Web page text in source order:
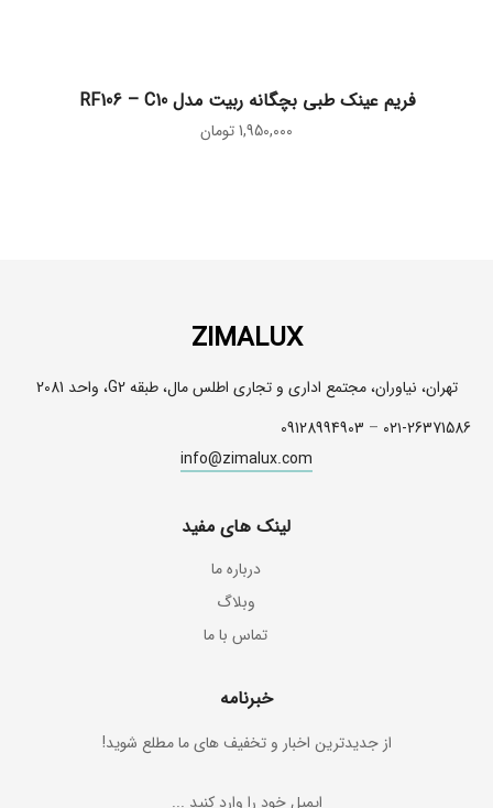
اطلاعات بیشتر
فریم عینک طبی بچگانه ربیت مدل RF106 – C10
1,950,000تومان
ZIMALUX
تهران، نیاوران، مجتمع اداری و تجاری اطلس مال، طبقه G2، واحد 2081
۰۲۱-26371586 –
09128994903
info@zimalux.com
لینک های مفید
درباره ما
وبلاگ
تماس با ما
خبرنامه
از جدیدترین اخبار و تخفیف های ما مطلع شوید!